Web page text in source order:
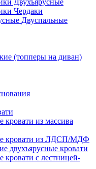
Двухъярусные
Чердаки
Двуспальные
(топперы на диван)
кровати из массива
кровати из ЛДСП/МДФ
двухъярусные кровати
кровати с лестницей-